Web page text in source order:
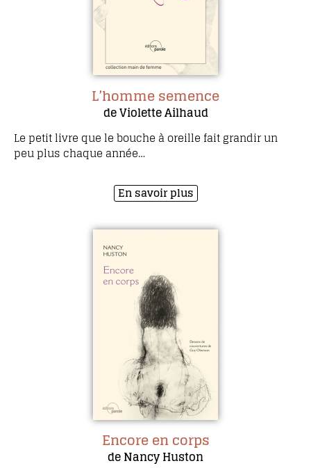
L’homme semence
de Violette Ailhaud
Le petit livre que le bouche à oreille fait grandir un
peu plus chaque année…
En savoir plus
Encore en corps
de Nancy Huston